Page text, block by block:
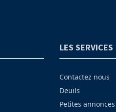
LES SERVICES
Contactez nous
Deuils
Petites annonces